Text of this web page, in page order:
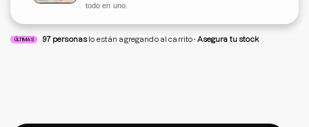
todo en uno.
ÚLTIMAS 97personas lo están agregando al carrito Asegura tu stock